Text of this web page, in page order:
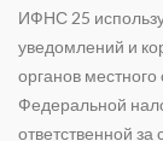
ИФНС 25
уведомлений и
органов
Федеральной
ответственной